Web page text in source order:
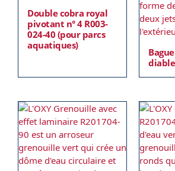
Double cobra royal
pivotant n° 4 R003-
024-40 (pour parcs
aquatiques)
diable